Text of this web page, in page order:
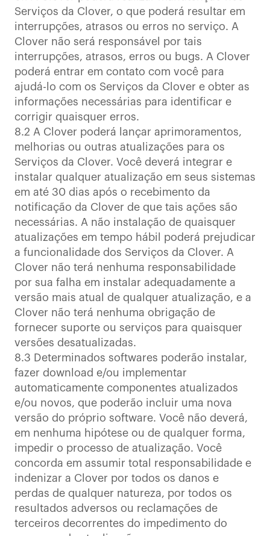
Serviços da Clover, o que poderá resultar em
interrupções, atrasos ou erros no serviço. A
Clover não será responsável por tais
interrupções, atrasos, erros ou bugs. A Clover
poderá entrar em contato com você para
ajudá-lo com os Serviços da Clover e obter as
informações necessárias para identificar e
corrigir quaisquer erros.
8.2 A Clover poderá lançar aprimoramentos,
melhorias ou outras atualizações para os
Serviços da Clover. Você deverá integrar e
instalar qualquer atualização em seus sistemas
em até 30 dias após o recebimento da
notificação da Clover de que tais ações são
necessárias. A não instalação de quaisquer
atualizações em tempo hábil poderá prejudicar
a funcionalidade dos Serviços da Clover. A
Clover não terá nenhuma responsabilidade
por sua falha em instalar adequadamente a
versão mais atual de qualquer atualização, e a
Clover não terá nenhuma obrigação de
fornecer suporte ou serviços para quaisquer
versões desatualizadas.
8.3 Determinados softwares poderão instalar,
fazer download e/ou implementar
automaticamente componentes atualizados
e/ou novos, que poderão incluir uma nova
versão do próprio software. Você não deverá,
em nenhuma hipótese ou de qualquer forma,
impedir o processo de atualização. Você
concorda em assumir total responsabilidade e
indenizar a Clover por todos os danos e
perdas de qualquer natureza, por todos os
resultados adversos ou reclamações de
terceiros decorrentes do impedimento do